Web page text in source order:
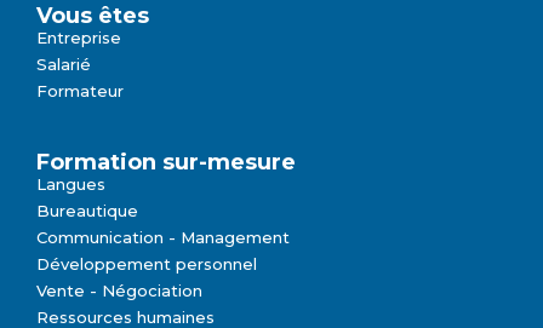
Vous êtes
Entreprise
Salarié
Formateur
Formation sur-mesure
Langues
Bureautique
Communication - Management
Développement personnel
Vente - Négociation
Ressources humaines